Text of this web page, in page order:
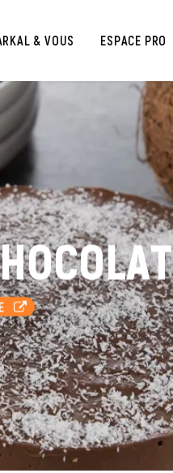
& VOUS ESPACE PRO